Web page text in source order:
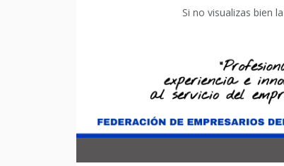
Si no visualizas bien